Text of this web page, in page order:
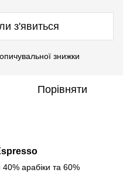
з'явиться
знижки
Порівняти
арабіки та 60%